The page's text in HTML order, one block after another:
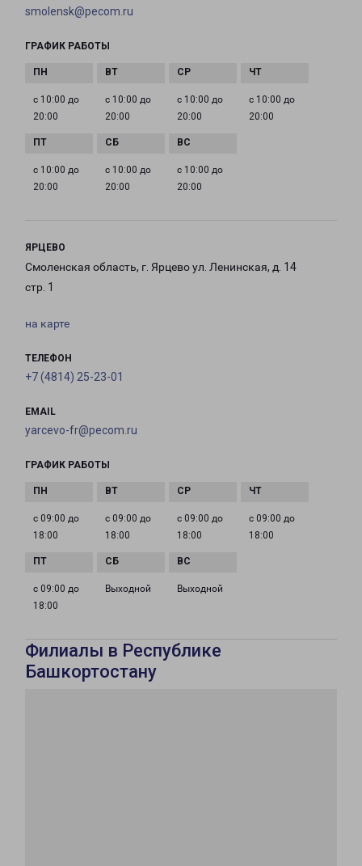
smolensk@pecom.ru
ГРАФИК РАБОТЫ
с 10:00 до
20:00
с 10:00 до
20:00
с 10:00 до
20:00
с 10:00 до
20:00
с 10:00 до
20:00
с 10:00 до
20:00
с 10:00 до
20:00
ЯРЦЕВО
Смоленская область, г. Ярцево ул. Ленинская, д. 14
стр. 1
на карте
ТЕЛЕФОН
+7 (4814) 25-23-01
EMAIL
yarcevo-fr@pecom.ru
ГРАФИК РАБОТЫ
с 09:00 до
18:00
с 09:00 до
18:00
с 09:00 до
18:00
с 09:00 до
18:00
с 09:00 до
18:00
Выходной Выходной
Филиалы в Республике
Башкортостану